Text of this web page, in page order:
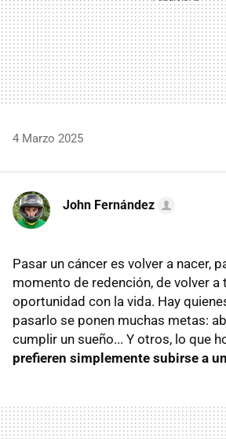
4 Marzo 2025
John Fernández
Pasar un cáncer es volver a nacer,
momento de redención, de volver a
oportunidad con la vida. Hay
pasarlo se ponen muchas metas:
cumplir un sueño... Y otros, lo que
prefieren simplemente subirse a